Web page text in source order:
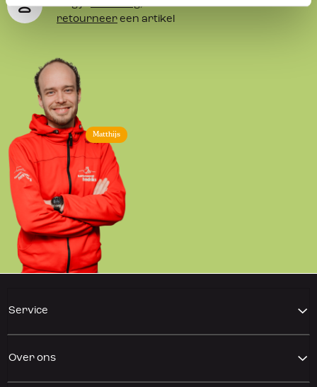
Matthijs
Volg jebestelling, betaal facturen of
retourneer een artikel
Service
Over ons